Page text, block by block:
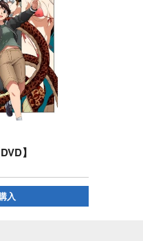
】
入